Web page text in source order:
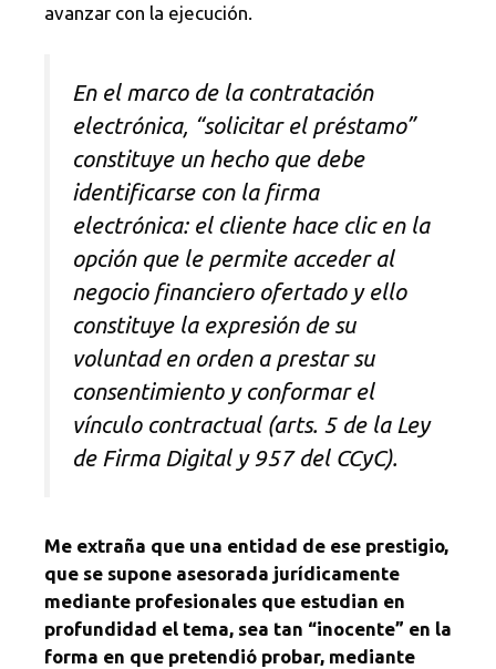
avanzar con la ejecución.
En el marco de la contratación
electrónica, “solicitar el préstamo”
constituye un hecho que debe
identificarse con la firma
electrónica: el cliente hace clic en la
opción que le permite acceder al
negocio financiero ofertado y ello
constituye la expresión de su
voluntad en orden a prestar su
consentimiento y conformar el
vínculo contractual (arts. 5 de la Ley
de Firma Digital y 957 del CCyC).
Me extraña que una entidad de ese prestigio,
que se supone asesorada jurídicamente
mediante profesionales que estudian en
profundidad el tema, sea tan “inocente” en la
forma en que pretendió probar, mediante